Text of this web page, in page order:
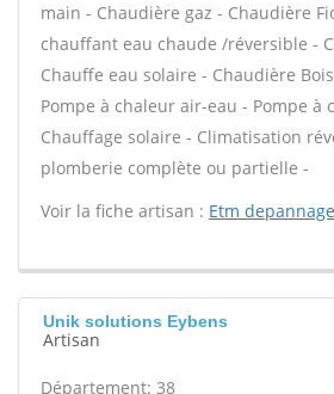
main - Chaudière gaz - Chaudière
chauffant eau chaude /réversible -
Chauffe eau solaire - Chaudière
Pompe à chaleur air-eau - Pompe à
Chauffage solaire - Climatisation
plomberie complète ou partielle -
Voir la fiche artisan : Etm depannage
Unik solutions Eybens
Artisan
Département: 38